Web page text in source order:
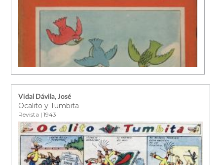
Vidal Dávila, José
Ocalito y Tumbita
Revista | 1943